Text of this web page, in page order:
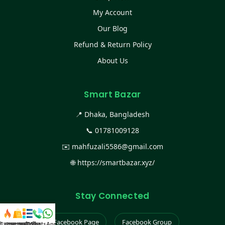
My Account
Our Blog
Refund & Return Policy
About Us
Smart Bazar
📍 Dhaka, Bangladesh
📞 01781009128
✉️ mahfuzali5586@gmail.com
🌐 https://smartbazar.xyz/
Stay Connected
Facebook Page Facebook Group